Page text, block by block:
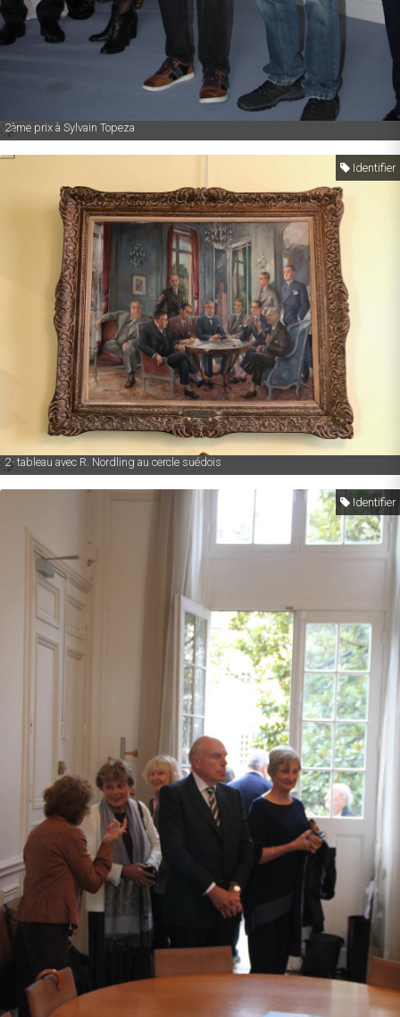
2ème prix à Sylvain Topeza
Identifier
2- tableau avec R. Nordling au cercle suédois
Identifier